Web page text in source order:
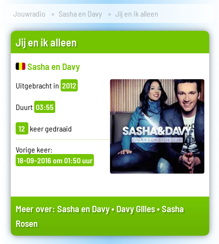
Jouwradio Sasha en Davy Jij en ik alleen
Jij en ik alleen
Sasha en Davy
Uitgebracht in 2012
Duurt 03:55
12 keer gedraaid
Vorige keer:
18-09-2016 om 01:50 uur
Meer over:Sasha en Davy•Davy Gilles•Sasha
Rosen